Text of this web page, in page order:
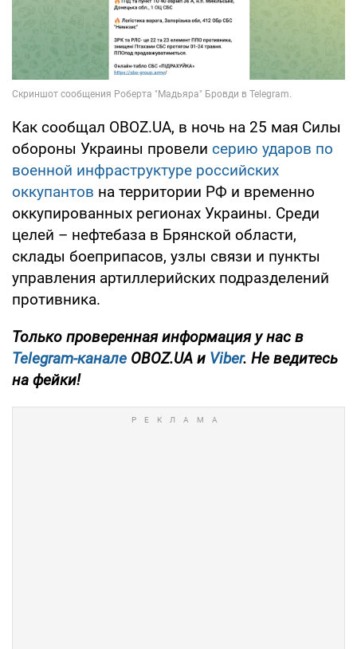
Как сообщал OBOZ.UA, в ночь на 25 мая Силы
обороны Украины провели серию ударов по
военной инфраструктуре российских
оккупантов на территории РФ и временно
оккупированных регионах Украины. Среди
целей – нефтебаза в Брянской области,
склады боеприпасов, узлы связи и пункты
управления артиллерийских подразделений
противника.
Только проверенная информация у нас в
Telegram-канале OBOZ.UA и Viber. Не ведитесь
на фейки!